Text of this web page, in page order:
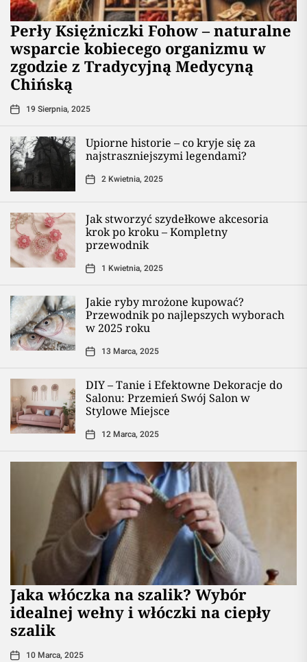
Perły Księżniczki Fohow – naturalne
wsparcie kobiecego organizmu w
zgodzie z Tradycyjną Medycyną
Chińską
19 Sierpnia, 2025
Upiorne historie – co kryje się za
najstraszniejszymi legendami?
2 Kwietnia, 2025
Jak stworzyć szydełkowe akcesoria
krok po kroku – Kompletny
przewodnik
1 Kwietnia, 2025
Jakie ryby mrożone kupować?
Przewodnik po najlepszych wyborach
w 2025 roku
13 Marca, 2025
DIY – Tanie i Efektowne Dekoracje do
Salonu: Przemień Swój Salon w
Stylowe Miejsce
12 Marca, 2025
Jaka włóczka na szalik? Wybór
idealnej wełny i włóczki na ciepły
szalik
10 Marca, 2025